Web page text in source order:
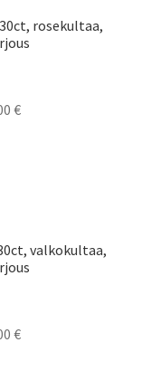
rosekultaa,
€Nykyinen
valkokultaa,
€Nykyinen